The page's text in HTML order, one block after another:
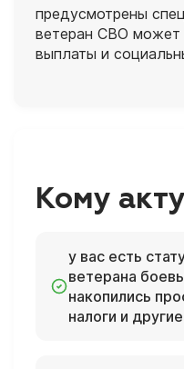
предусмотрены
ветеран СВО может
выплаты и
Кому
у вас есть
ветерана
накопились
налоги и